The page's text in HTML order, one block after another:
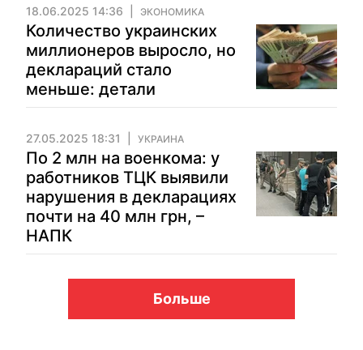
18.06.2025 14:36 ЭКОНОМИКА
Количество украинских
миллионеров выросло, но
деклараций стало
меньше: детали
27.05.2025 18:31 УКРАИНА
По 2 млн на военкома: у
работников ТЦК выявили
нарушения в декларациях
почти на 40 млн грн, –
НАПК
Больше